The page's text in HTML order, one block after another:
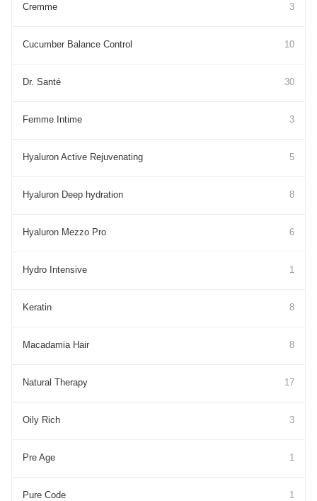
Cremme 3
Cucumber Balance Control 10
Dr. Santé 30
Femme Intime 3
Hyaluron Active Rejuvenating 5
Hyaluron Deep hydration 8
Hyaluron Mezzo Pro 6
Hydro Intensive 1
Keratin 8
Macadamia Hair 8
Natural Therapy 17
Oily Rich 3
Pre Age 1
Pure Cоde 1